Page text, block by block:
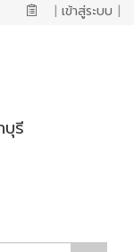
| เข้าสู่ระบบ |
รี